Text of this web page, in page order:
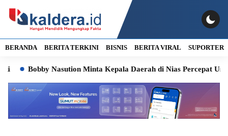
BERANDA BERITA TERKINI BISNIS BERITA VIRAL SUPORTER
Bobby Nasution Minta Kepala Daerah di Nias Percepat Usulan